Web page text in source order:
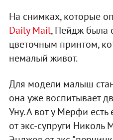
На снимках, которые
Daily Mail, Пейдж была
цветочным принтом,
немалый живот.
Для модели малыш
она уже воспитывает
Уну. А вот у Мерфи
от экс-супруги Николь